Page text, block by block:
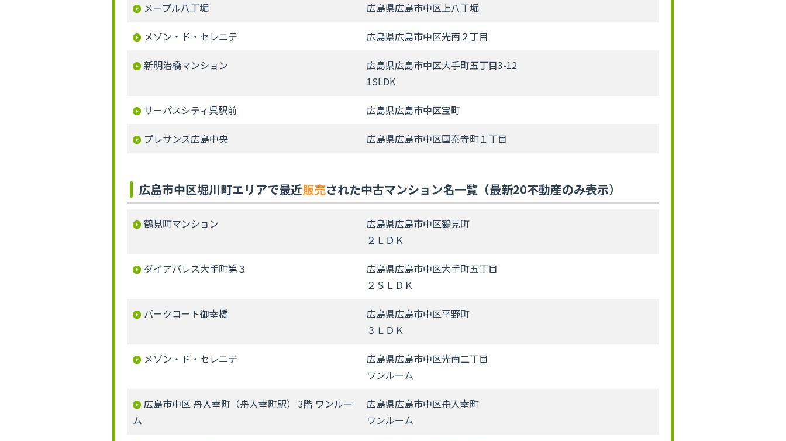
メープル八丁堀 広島県広島市中区上八丁堀
メゾン・ド・セレニテ 広島県広島市中区光南２丁目
新明治橋マンション
広島県広島市中区大手町五丁目3-12
1SLDK
サーパスシティ呉駅前 広島県広島市中区宝町
プレサンス広島中央 広島県広島市中区国泰寺町１丁目
広島市中区堀川町エリアで最近販売された中古マンション名一覧（最新20不動産のみ表示）
鶴見町マンション
広島県広島市中区鶴見町
２ＬＤＫ
ダイアパレス大手町第３
広島県広島市中区大手町五丁目
２ＳＬＤＫ
パークコート御幸橋
広島県広島市中区平野町
３ＬＤＫ
メゾン・ド・セレニテ
広島県広島市中区光南二丁目
ワンルーム
広島市中区 舟入幸町（舟入幸町駅） 3階 ワンルー
ム
広島県広島市中区舟入幸町
ワンルーム